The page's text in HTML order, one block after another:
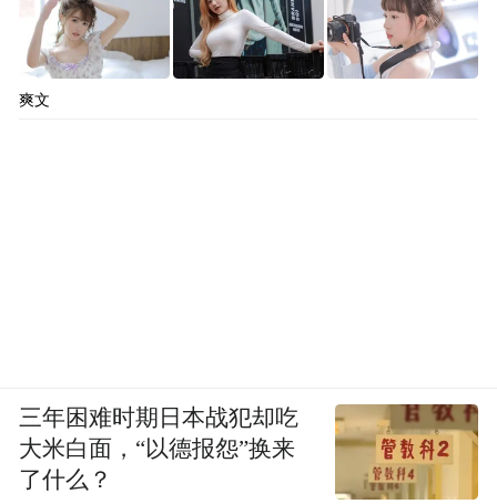
爽文
三年困难时期日本战犯却吃
大米白面，“以德报怨”换来
了什么？